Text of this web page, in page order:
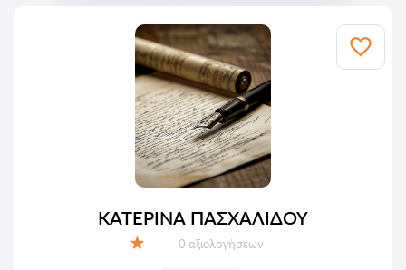
ΚΑΤΕΡΙΝΑ ΠΑΣΧΑΛΙΔΟΥ
Αξιολογήσεις:
0 αξιολογήσεων